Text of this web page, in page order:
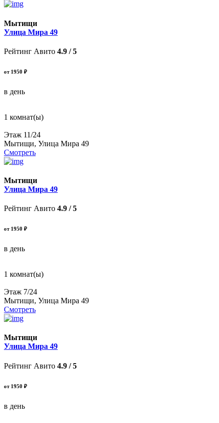
Мытищи
Улица Мира 49
Рейтинг Авито 4.9 / 5
от 1950 ₽
в день
1 комнат(ы)
Этаж 11/24
Мытищи, Улица Мира 49
Смотреть
Мытищи
Улица Мира 49
Рейтинг Авито 4.9 / 5
от 1950 ₽
в день
1 комнат(ы)
Этаж 7/24
Мытищи, Улица Мира 49
Смотреть
Мытищи
Улица Мира 49
Рейтинг Авито 4.9 / 5
от 1950 ₽
в день